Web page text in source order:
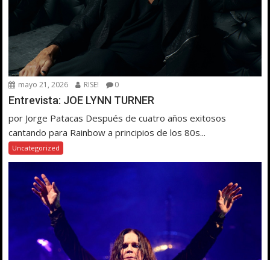
mayo 21, 2026 RISE! 0
Entrevista: JOE LYNN TURNER
por Jorge Patacas Después de cuatro años exitosos
cantando para Rainbow a principios de los 80s...
Uncategorized